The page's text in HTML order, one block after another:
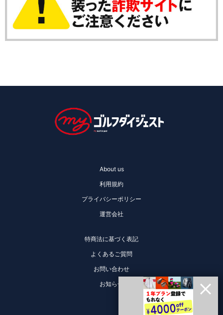
About us
利用規約
プライバシーポリシー
運営会社
特商法に基づく表記
よくあるご質問
お問い合わせ
お知らせ